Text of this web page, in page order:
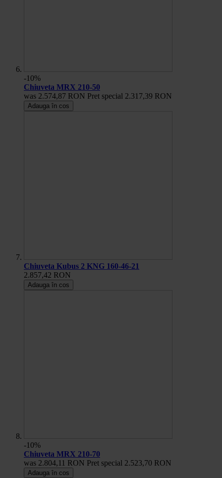
-10%
Chiuveta MRX 210-50
was 2.574,87 RON Pret special 2.317,39 RON
Adauga în cos
Chiuveta Kubus 2 KNG 160-46-21
2.857,42 RON
Adauga în cos
-10%
Chiuveta MRX 210-70
was 2.804,11 RON Pret special 2.523,70 RON
Adauga în cos